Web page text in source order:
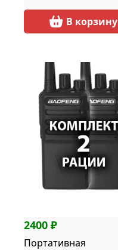
В корзину
2400 ₽
Портативная